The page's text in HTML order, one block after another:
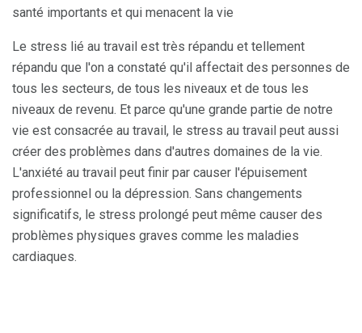
santé importants et qui menacent la vie
Le stress lié au travail est très répandu et tellement
répandu que l'on a constaté qu'il affectait des personnes de
tous les secteurs, de tous les niveaux et de tous les
niveaux de revenu. Et parce qu'une grande partie de notre
vie est consacrée au travail, le stress au travail peut aussi
créer des problèmes dans d'autres domaines de la vie.
L'anxiété au travail peut finir par causer l'épuisement
professionnel ou la dépression. Sans changements
significatifs, le stress prolongé peut même causer des
problèmes physiques graves comme les maladies
cardiaques.